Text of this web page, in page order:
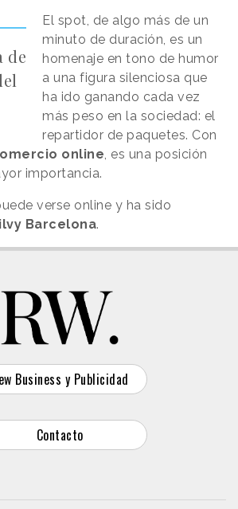
de
El spot, de algo más de un
minuto de duración, es un
homenaje en tono de humor
a una figura silenciosa que
ha ido ganando cada vez
más peso en la sociedad: el
repartidor de paquetes. Con
online, es una posición
importancia.
verse online y ha sido
Barcelona.
Business y Publicidad
Contacto